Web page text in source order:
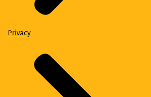
Privacy